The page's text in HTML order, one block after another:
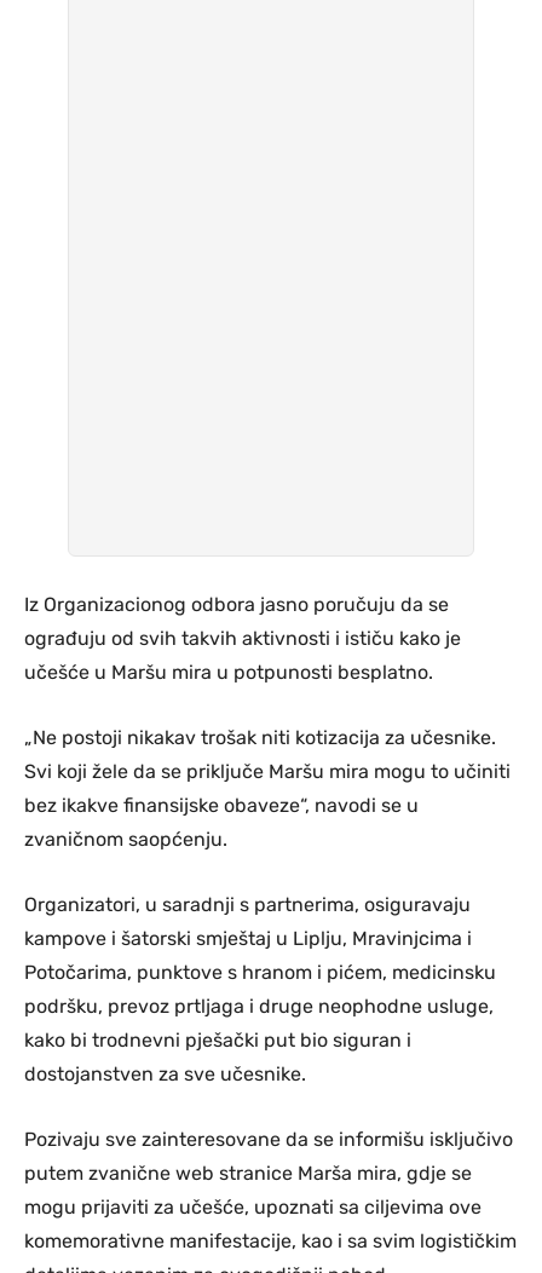
Iz Organizacionog odbora jasno poručuju da se
ograđuju od svih takvih aktivnosti i ističu kako je
učešće u Maršu mira u potpunosti besplatno.
„Ne postoji nikakav trošak niti kotizacija za učesnike.
Svi koji žele da se priključe Maršu mira mogu to učiniti
bez ikakve finansijske obaveze“, navodi se u
zvaničnom saopćenju.
Organizatori, u saradnji s partnerima, osiguravaju
kampove i šatorski smještaj u Liplju, Mravinjcima i
Potočarima, punktove s hranom i pićem, medicinsku
podršku, prevoz prtljaga i druge neophodne usluge,
kako bi trodnevni pješački put bio siguran i
dostojanstven za sve učesnike.
Pozivaju sve zainteresovane da se informišu isključivo
putem zvanične web stranice Marša mira, gdje se
mogu prijaviti za učešće, upoznati sa ciljevima ove
komemorativne manifestacije, kao i sa svim logističkim